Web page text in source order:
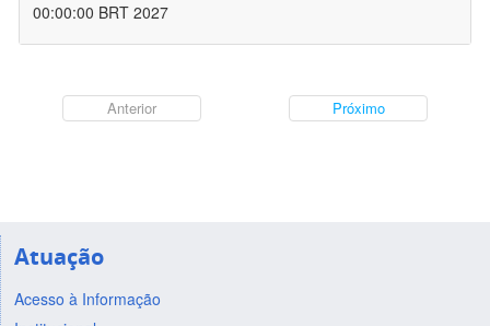
00:00:00 BRT 2027
Anterior Próximo
Atuação
Acesso à Informação